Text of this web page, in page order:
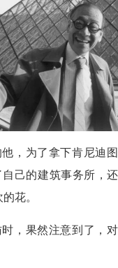
，为了拿下肯尼迪
己的建筑事务所，
花。
，果然注意到了，